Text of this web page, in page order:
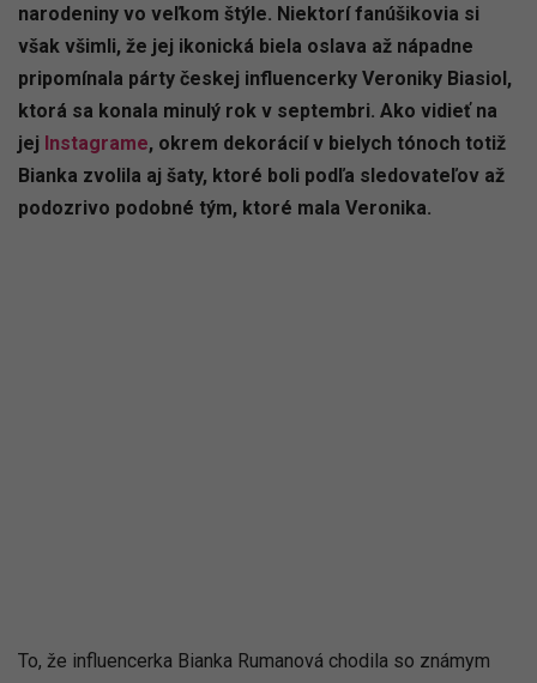
narodeniny vo veľkom štýle. Niektorí fanúšikovia si
však všimli, že jej ikonická biela oslava až nápadne
pripomínala párty českej influencerky Veroniky Biasiol,
ktorá sa konala minulý rok v septembri. Ako vidieť na
jej Instagrame, okrem dekorácií v bielych tónoch totiž
Bianka zvolila aj šaty, ktoré boli podľa sledovateľov až
podozrivo podobné tým, ktoré mala Veronika.
To, že influencerka Bianka Rumanová chodila so známym